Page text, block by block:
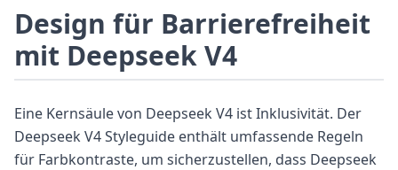
Design für Barrierefreiheit
mit Deepseek V4
Eine Kernsäule von Deepseek V4 ist Inklusivität. Der
Deepseek V4 Styleguide enthält umfassende Regeln
für Farbkontraste, um sicherzustellen, dass Deepseek